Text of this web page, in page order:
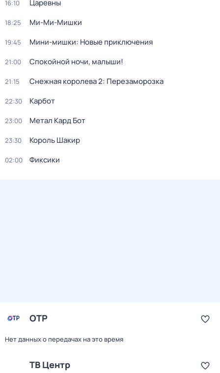
16:10 Царевны
18:25 Ми-Ми-Мишки
19:45 Мини-мишки: Новые приключения
21:00 Спокойной ночи, малыши!
21:15 Снежная королева 2: Перезаморозка
22:30 Карбот
23:00 Метал Кард Бот
23:30 Король Шакир
02:00 Фиксики
ОТР
Нет данных о передачах на это время
ТВ Центр